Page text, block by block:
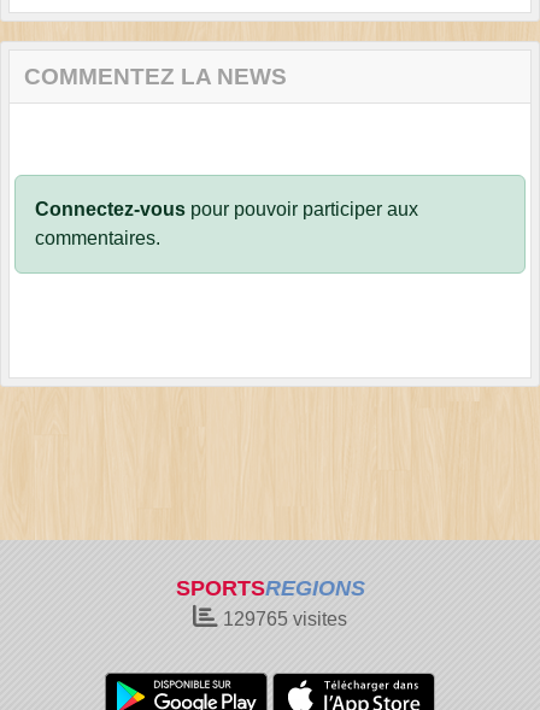
COMMENTEZ LA NEWS
Connectez-vous pour pouvoir participer aux
commentaires.
SPORTSREGIONS
129765 visites